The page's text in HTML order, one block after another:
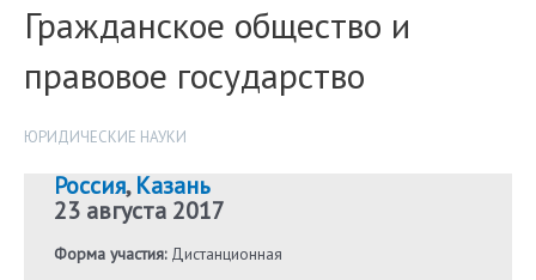
Гражданское общество и
правовое государство
ЮРИДИЧЕСКИЕ НАУКИ
Россия,Казань
23 августа 2017
Форма участия:Дистанционная